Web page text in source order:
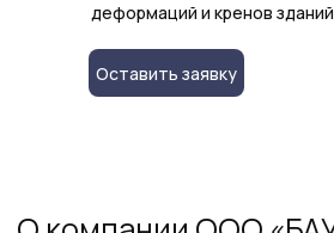
Оставить заявку
деформаций и кренов зданий
Выполнили более
1500 проектов
Ежегодно мы совершаем порядка